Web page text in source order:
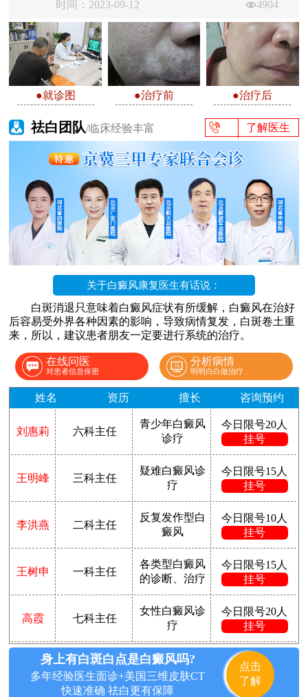
时间：2023-09-12
4904
●就诊图 ●治疗前 ●治疗后
祛白团队/临床经验丰富 了解医生
关于白癜风康复医生有话说：
白斑消退只意味着白癜风症状有所缓解，白癜风在治好
后容易受外界各种因素的影响，导致病情复发，白斑卷土重
来，所以，建议患者朋友一定要进行系统的治疗。
在线问医
对患者信息保密
分析病情
明明白白做治疗
姓名 资历 擅长 咨询预约
刘惠莉 六科主任
青少年白癜风
诊疗
今日限号20人
挂号
王明峰 三科主任
疑难白癜风诊
疗
今日限号15人
挂号
李洪燕 二科主任
反复发作型白
癜风
今日限号10人
挂号
王树申 一科主任
各类型白癜风
的诊断、治疗
今日限号15人
挂号
高霞 七科主任
女性白癜风诊
疗
今日限号20人
挂号
身上有白斑白点是白癜风吗?
多年经验医生面诊+美国三维皮肤CT
快速准确 祛白更有保障
点击
了解